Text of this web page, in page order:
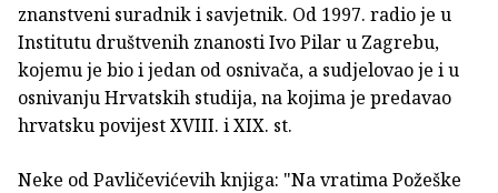
znanstveni suradnik i savjetnik. Od 1997. radio je u
Institutu društvenih znanosti Ivo Pilar u Zagrebu,
kojemu je bio i jedan od osnivača, a sudjelovao je i u
osnivanju Hrvatskih studija, na kojima je predavao
hrvatsku povijest XVIII. i XIX. st.
Neke od Pavličevićevih knjiga: "Na vratima Požeške